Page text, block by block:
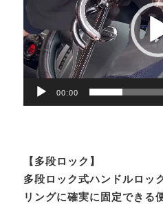
00:00
【多段ロック】
多段ロック式ハンドルロッ
リングに確実に固定できる